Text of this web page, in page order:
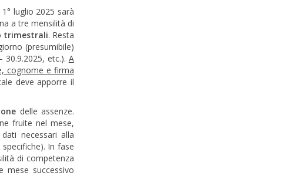
1° luglio 2025 sarà
a tre mensilità di
trimestrali. Resta
(presumibile)
30.9.2025, etc.). A
cognome e firma
deve apporre il
delle assenze.
fruite nel mese,
necessari alla
In fase
di competenza
mese successivo